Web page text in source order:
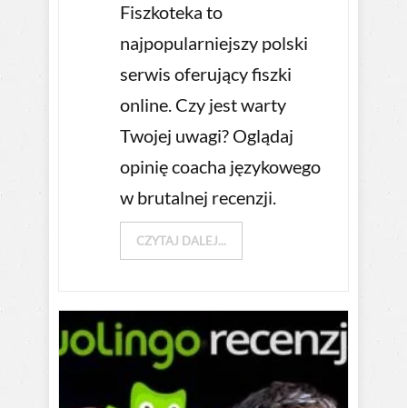
Fiszkoteka to
najpopularniejszy polski
serwis oferujący fiszki
online. Czy jest warty
Twojej uwagi? Oglądaj
opinię coacha językowego
w brutalnej recenzji.
CZYTAJ DALEJ...